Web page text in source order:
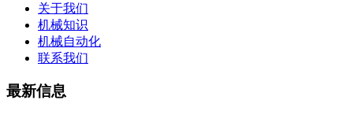
关于我们
机械知识
机械自动化
联系我们
最新信息